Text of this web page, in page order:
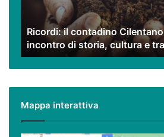
incontro
storia,
cultura
e
tradizioni
Ricordi: il contadino
incontro di storia, cultura e
Mappa interattiva